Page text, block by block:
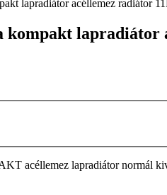
lapradiátor acéllemez radiátor
kompakt
acéllemez lapradiátor normál